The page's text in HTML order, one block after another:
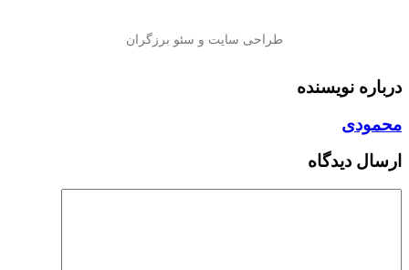
درباره نویسنده
محمودی
ارسال دیدگاه